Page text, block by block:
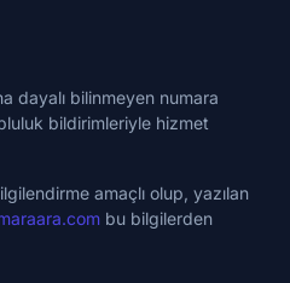
dayalı bilinmeyen numara
bildirimleriyle hizmet
amaçlı olup, yazılan
bu bilgilerden